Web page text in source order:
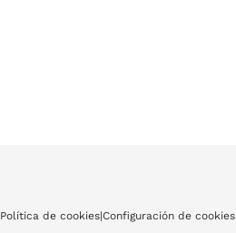
Política de cookies|Configuración de cookies